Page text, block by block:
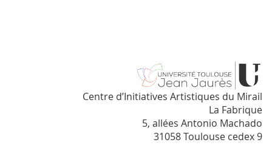
Centre d’Initiatives Artistiques du Mirail
La Fabrique
5, allées Antonio Machado
31058 Toulouse cedex 9